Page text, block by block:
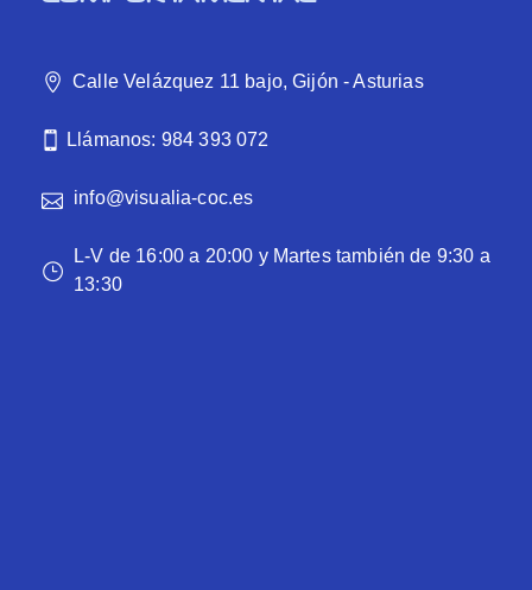
Calle Velázquez 11 bajo, Gijón - Asturias
Llámanos: 984 393 072
info@visualia-coc.es
L-V de 16:00 a 20:00 y Martes también de 9:30 a
13:30